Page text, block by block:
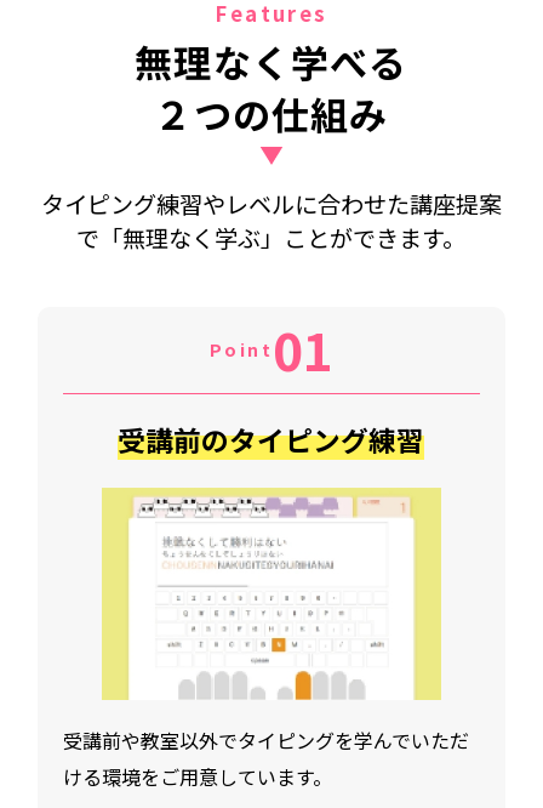
Features
無理なく学べる
２つの仕組み
タイピング練習やレベルに合わせた講座提案
で「無理なく学ぶ」ことができます。
Point 01
受講前のタイピング練習
受講前や教室以外でタイピングを学んでいただ
ける環境をご用意しています。